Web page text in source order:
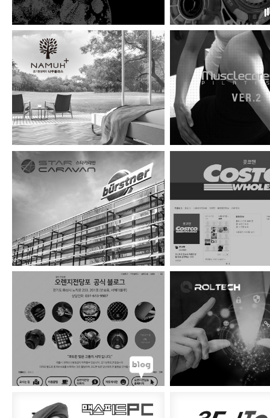
공기청정벽지 나무플… 머슬케어필라테
독일 비스너 공식딜러 … 콧코맨
오렌지전당포 공식블… 완벽한 보안파트